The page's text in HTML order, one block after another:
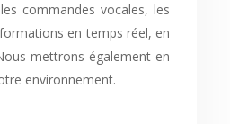
commandes vocales, les
en temps réel, en
mettrons également en
environnement.